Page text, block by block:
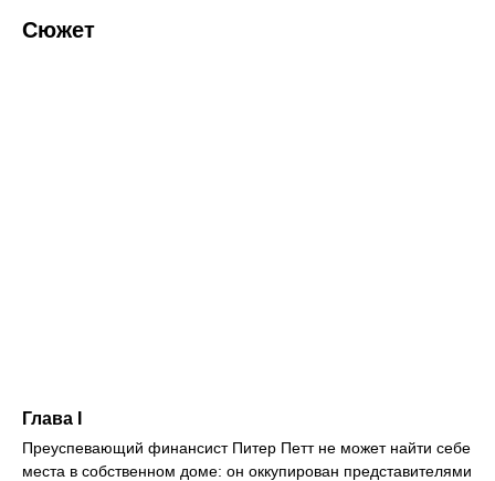
Сюжет
Глава I
Преуспевающий финансист Питер Петт не может найти себе
места в собственном доме: он оккупирован представителями